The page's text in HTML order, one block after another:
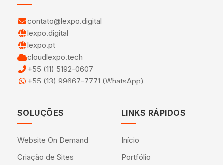
contato@lexpo.digital
lexpo.digital
lexpo.pt
cloudlexpo.tech
+55 (11) 5192-0607
+55 (13) 99667-7771 (WhatsApp)
SOLUÇÕES
Website On Demand
Criação de Sites
LINKS RÁPIDOS
Início
Portfólio